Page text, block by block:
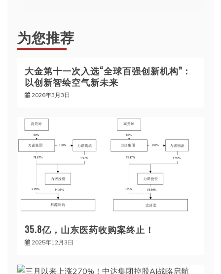
为您推荐
大金第十一次入选“全球百强创新机构”：
以创新智绘空气新未来
2026年3月3日
35.8亿，山东医药收购案终止！
2025年12月3日